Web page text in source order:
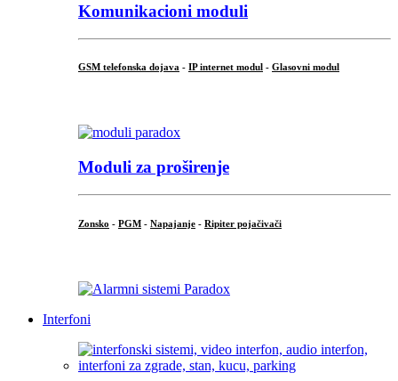
Komunikacioni moduli
GSM telefonska dojava - IP internet modul - Glasovni modul
Moduli za proširenje
Zonsko - PGM - Napajanje - Ripiter pojačivači
Interfoni